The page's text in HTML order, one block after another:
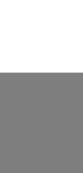
ザースニーカー
ォー レザース
ナーフォー レ